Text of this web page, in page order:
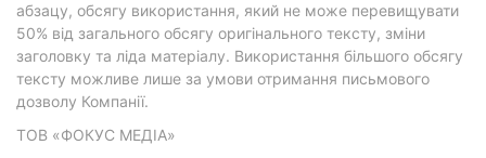
абзацу, обсягу використання, який не може перевищувати
50% від загального обсягу оригінального тексту, зміни
заголовку та ліда матеріалу. Використання більшого обсягу
тексту можливе лише за умови отримання письмового
дозволу Компанії.
ТОВ «ФОКУС МЕДІА»